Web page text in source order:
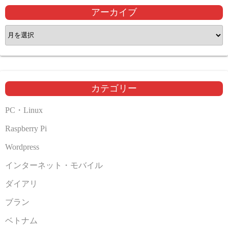
アーカイブ
ア
ー
カ
ブ
カテゴリー
PC・Linux
Raspberry Pi
Wordpress
インターネット・モバイル
ダイアリ
ブラン
ベトナム